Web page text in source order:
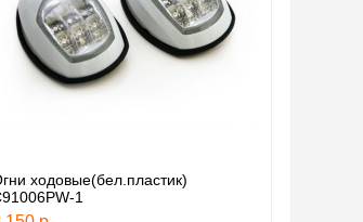
ходовые(бел.пластик)
1